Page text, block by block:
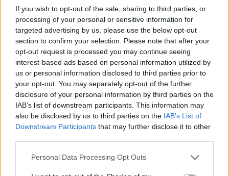
If you wish to opt-out of the sale, sharing to third parties, or
processing of your personal or sensitive information for
targeted advertising by us, please use the below opt-out
section to confirm your selection. Please note that after your
opt-out request is processed you may continue seeing
interest-based ads based on personal information utilized by
us or personal information disclosed to third parties prior to
your opt-out. You may separately opt-out of the further
disclosure of your personal information by third parties on the
IAB’s list of downstream participants. This information may
also be disclosed by us to third parties on the IAB’s List of
Downstream Participants that may further disclose it to other
Personal Data Processing Opt Outs
pareigūnų klausimus.
Susiję straipsniai